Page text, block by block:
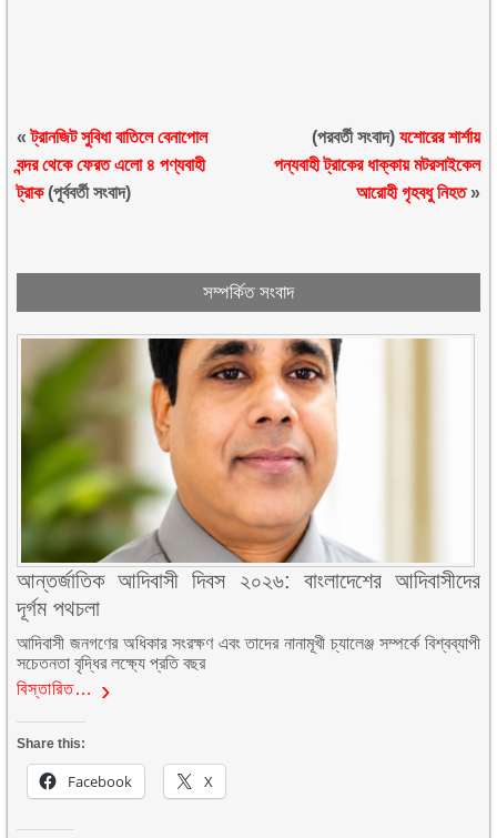
«ট্রানজিট সুবিধা বাতিলে বেনাপোল
বন্দর থেকে ফেরত এলো ৪ পণ্যবাহী
ট্রাক(পূর্ববর্তী সংবাদ)
(পরবর্তী সংবাদ) যশোরের শার্শায়
পন্যবাহী ট্রাকের ধাক্কায় মটরসাইকেল
আরোহী গৃহবধু নিহত»
সম্পর্কিত সংবাদ
আন্তর্জাতিক আদিবাসী দিবস ২০২৬: বাংলাদেশের আদিবাসীদের
দূর্গম পথচলা
আদিবাসী জনগণের অধিকার সংরক্ষণ এবং তাদের নানামূখী চ্যালেঞ্জ সম্পর্কে বিশ্বব্যাপী
সচেতনতা বৃদ্ধির লক্ষ্যে প্রতি বছর
বিস্তারিত…
Share this:
Facebook X